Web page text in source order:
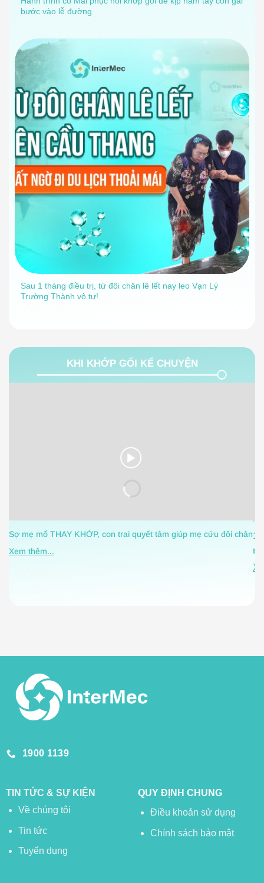
bước vào lễ đường
Sau 1 tháng điều trị, từ đôi chân lê lết nay leo Vạn Lý
Trường Thành vô tư!
KHI KHỚP GỐI KỂ CHUYỆN
Sợ mẹ mổ THAY KHỚP, con trai quyết tâm giúp mẹ cứu đôi chân
Xem thêm...
1
1900 1139
TIN TỨC & SỰ KIỆN
Về chúng tôi
Tin tức
Tuyển dụng
QUY ĐỊNH CHUNG
Điều khoản sử dụng
Chính sách bảo mật